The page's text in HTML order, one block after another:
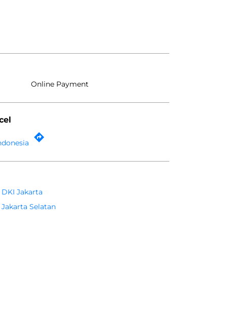
Online Payment
DKI Jakarta
Jakarta Selatan